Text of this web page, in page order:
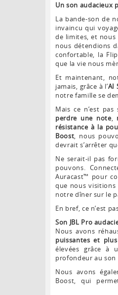
Un son audacieux
La bande-son de
invaincu qui
de limites, et nous
nous détendions
confortable, la
que la vie nous
Et maintenant,
jamais, grâce à l’AI
notre famille se
Mais ce n’est
perdre une note,
résistance à la
Boost, nous
devrait s’arrêter
Ne serait-il pas
pouvons.
Auracast™ pour
que nous visitions
notre dîner sur le
En bref, ce n’est
Son JBL Pro
Nous avons
puissantes et
élevées grâce à
profondeur au
Nous avons
Boost, qui